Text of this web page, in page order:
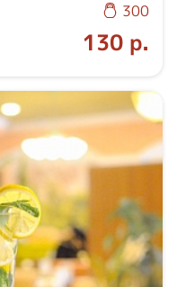
300
130 р.